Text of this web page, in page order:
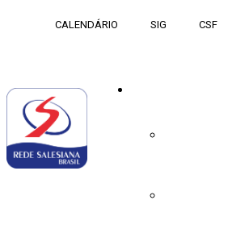
CALENDÁRIO SIG CSF